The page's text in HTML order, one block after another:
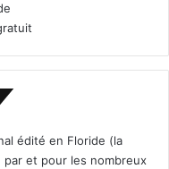
édité en Floride (la
par et pour les nombreux